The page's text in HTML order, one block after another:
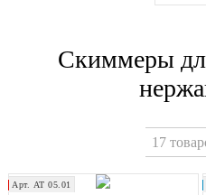
Скиммеры
17
Хит продаж!
Арт. АТ 05.01